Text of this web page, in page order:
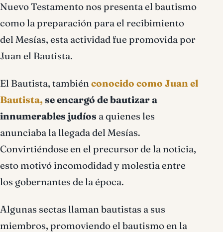
Nuevo Testamento nos presenta el bautismo
como la preparación para el recibimiento
del Mesías, esta actividad fue promovida por
Juan el Bautista.
El Bautista, también conocido como Juan el
Bautista, se encargó de bautizar a
innumerables judíos a quienes les
anunciaba la llegada del Mesías.
Convirtiéndose en el precursor de la noticia,
esto motivó incomodidad y molestia entre
los gobernantes de la época.
Algunas sectas llaman bautistas a sus
miembros, promoviendo el bautismo en la